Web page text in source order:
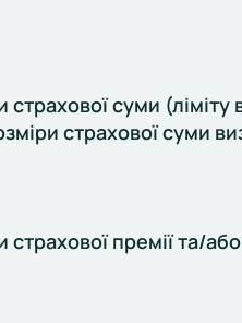
суми (ліміту
страхової суми
премії та/